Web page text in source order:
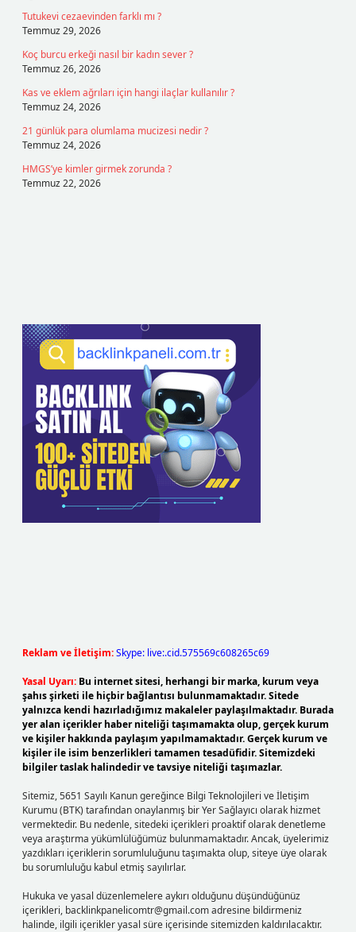
Tutukevi cezaevinden farklı mı ?
Temmuz 29, 2026
Koç burcu erkeği nasıl bir kadın sever ?
Temmuz 26, 2026
Kas ve eklem ağrıları için hangi ilaçlar kullanılır ?
Temmuz 24, 2026
21 günlük para olumlama mucizesi nedir ?
Temmuz 24, 2026
HMGS’ye kimler girmek zorunda ?
Temmuz 22, 2026
Reklam ve İletişim:Skype: live:.cid.575569c608265c69
Yasal Uyarı: Bu internet sitesi, herhangi bir marka, kurum veya
şahıs şirketi ile hiçbir bağlantısı bulunmamaktadır. Sitede
yalnızca kendi hazırladığımız makaleler paylaşılmaktadır. Burada
yer alan içerikler haber niteliği taşımamakta olup, gerçek kurum
ve kişiler hakkında paylaşım yapılmamaktadır. Gerçek kurum ve
kişiler ile isim benzerlikleri tamamen tesadüfidir. Sitemizdeki
bilgiler taslak halindedir ve tavsiye niteliği taşımazlar.
Sitemiz, 5651 Sayılı Kanun gereğince Bilgi Teknolojileri ve İletişim
Kurumu (BTK) tarafından onaylanmış bir Yer Sağlayıcı olarak hizmet
vermektedir. Bu nedenle, sitedeki içerikleri proaktif olarak denetleme
veya araştırma yükümlülüğümüz bulunmamaktadır. Ancak, üyelerimiz
yazdıkları içeriklerin sorumluluğunu taşımakta olup, siteye üye olarak
bu sorumluluğu kabul etmiş sayılırlar.
Hukuka ve yasal düzenlemelere aykırı olduğunu düşündüğünüz
içerikleri, backlinkpanelicomtr@gmail.comadresine bildirmeniz
halinde, ilgili içerikler yasal süre içerisinde sitemizden kaldırılacaktır.